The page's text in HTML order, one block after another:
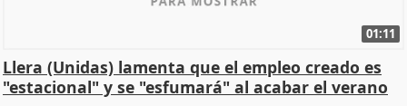
01:11
Llera (Unidas) lamenta que el empleo creado es
"estacional" y se "esfumará" al acabar el verano